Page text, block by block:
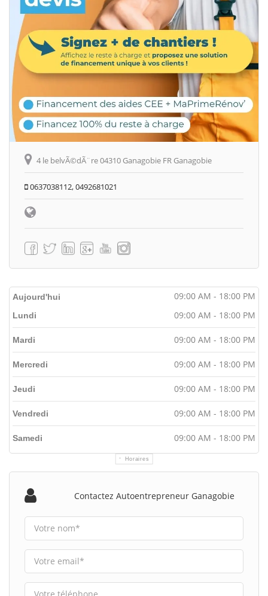
4 le belvÃ©dÃ¨re 04310 Ganagobie FR Ganagobie
0637038112, 0492681021
Aujourd'hui 09:00 AM - 18:00 PM
Horaires
Lundi 09:00 AM - 18:00 PM
Mardi 09:00 AM - 18:00 PM
Mercredi 09:00 AM - 18:00 PM
Jeudi 09:00 AM - 18:00 PM
Vendredi 09:00 AM - 18:00 PM
Samedi 09:00 AM - 18:00 PM
Contactez Autoentrepreneur Ganagobie